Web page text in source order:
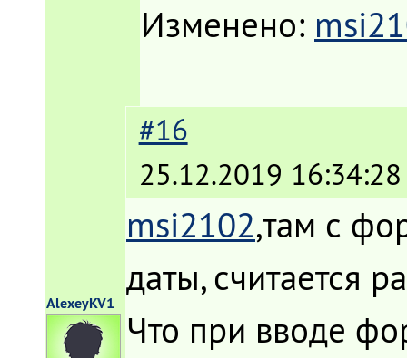
Изменено:
AlexeyKV1
#16
25.12.2019 16:34:28
msi2102,там с
даты, считается
Что при вводе